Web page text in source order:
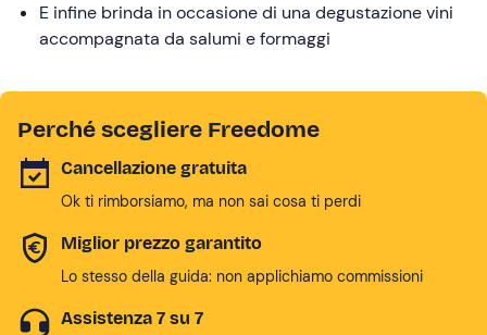
E infine brinda in occasione di una degustazione vini
accompagnata da salumi e formaggi
Perché scegliere Freedome
Cancellazione gratuita
Ok ti rimborsiamo, ma non sai cosa ti perdi
Miglior prezzo garantito
Lo stesso della guida: non applichiamo commissioni
Assistenza 7 su 7